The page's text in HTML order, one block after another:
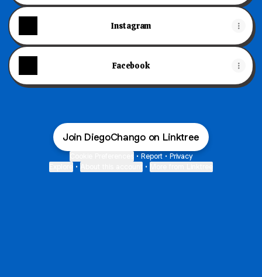
Instagram
Facebook
Join DiegoChango on Linktree
• Report • Privacy
• •